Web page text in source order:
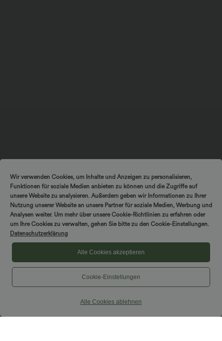
Wir verwenden Cookies, um Inhalte und Anzeigen zu personalisieren,
Funktionen für soziale Medien anbieten zu können und die Zugriffe auf
unsere Website zu analysieren. Außerdem geben wir Informationen zu Ihrer
Nutzung unserer Website an unsere Partner für soziale Medien, Werbung und
Analysen weiter. Um mehr über unsere Cookie-Richtlinien zu erfahren oder
um Ihre Cookies zu verwalten, gehen Sie bitte zu den Cookie-Einstellungen.
Datenschutzerklärung
Alle Cookies akzeptieren
Cookie-Einstellungen
Alle Cookies ablehnen